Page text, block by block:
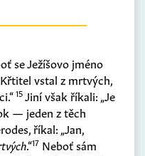
se Ježíšovo jméno
vstal z mrtvých,
15Jiní však říkali: „Je
— jeden z těch
říkal: „Jan,
.“17 Neboť sám